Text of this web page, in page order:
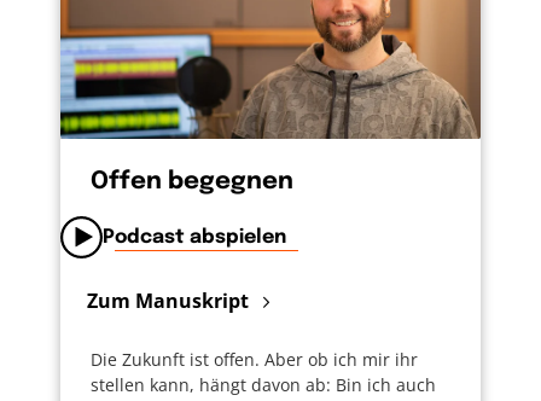
Offen begegnen
Podcast abspielen
Zum Manuskript
Die Zukunft ist offen. Aber ob ich mir ihr
stellen kann, hängt davon ab: Bin ich auch